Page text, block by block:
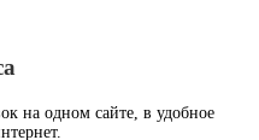
на одном сайте, в удобное